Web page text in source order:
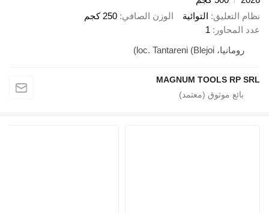
نظام التعليق التوائية الوزن الصافي 250 كجم
عدد المحاور
1
رومانيا، loc. Tantareni (Blejoi)
MAGNUM TOOLS RP SRL